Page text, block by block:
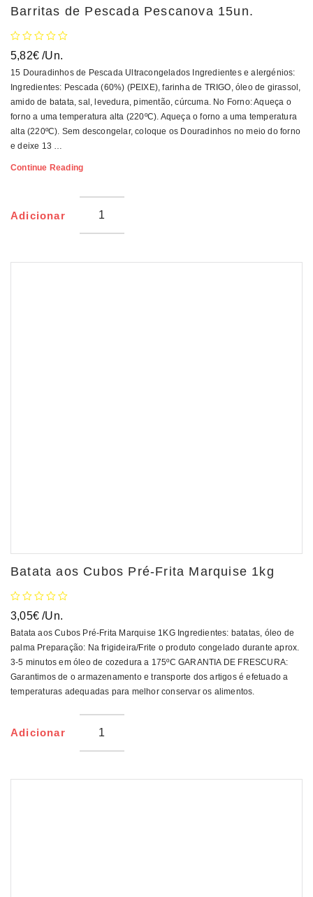
Barritas de Pescada Pescanova 15un.
5,82€ /Un.
15 Douradinhos de Pescada Ultracongelados Ingredientes e alergénios:
Ingredientes: Pescada (60%) (PEIXE), farinha de TRIGO, óleo de girassol,
amido de batata, sal, levedura, pimentão, cúrcuma. No Forno: Aqueça o
forno a uma temperatura alta (220ºC). Aqueça o forno a uma temperatura
alta (220ºC). Sem descongelar, coloque os Douradinhos no meio do forno
e deixe 13 …
Continue ReadingBarritas
Pescada
Pescanova
Adicionar
Batata aos Cubos Pré-Frita Marquise 1kg
3,05€ /Un.
Batata aos Cubos Pré-Frita Marquise 1KG Ingredientes: batatas, óleo de
palma Preparação: Na frigideira/Frite o produto congelado durante aprox.
3-5 minutos em óleo de cozedura a 175ºC GARANTIA DE FRESCURA:
Garantimos de o armazenamento e transporte dos artigos é efetuado a
temperaturas adequadas para melhor conservar os alimentos.
Adicionar